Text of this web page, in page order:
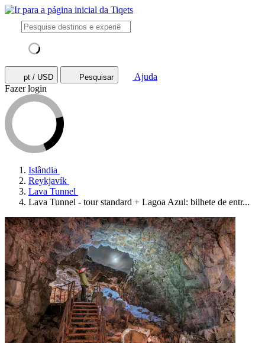
pt / USD Pesquisar
Ajuda
Fazer login
Islândia
Reykjavík
Lava Tunnel
Lava Tunnel - tour standard + Lagoa Azul: bilhete de entr...